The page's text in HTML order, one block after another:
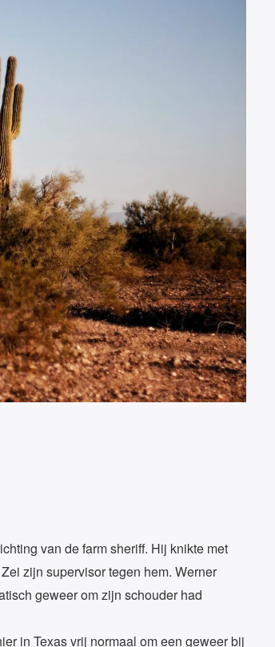
van de farm sheriff. Hij knikte met
zijn supervisor tegen hem. Werner
geweer om zijn schouder had
in Texas vrij normaal om een geweer bij